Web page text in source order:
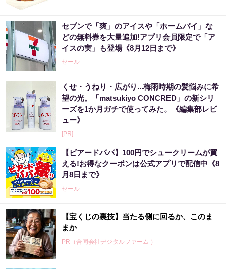
セブンで「爽」のアイスや「ホームパイ」な
どの無料券を大量追加!アプリ会員限定で「ア
イスの実」も登場《8月12日まで》
セール
くせ・うねり・広がり...梅雨時期の髪悩みに希
望の光。「matsukiyo CONCRED」の新シリ
ーズを1か月ガチで使ってみた。《編集部レビ
ュー》
[PR]
【ビアードパパ】100円でシュークリームが買
える!お得なクーポンは公式アプリで配信中《8
月8日まで》
セール
【宝くじの裏技】当たる側に回るか、このま
まか
PR（合同会社デジタルファーム ）